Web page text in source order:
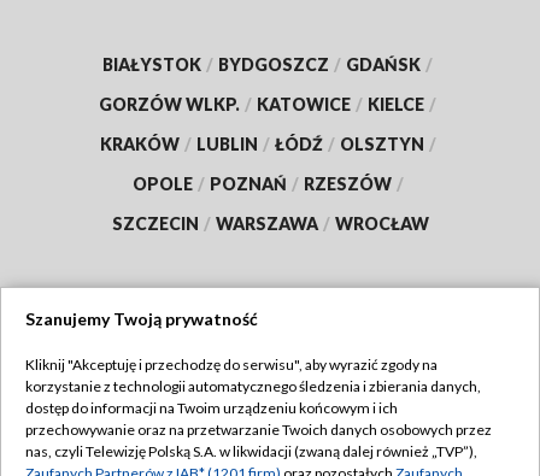
BIAŁYSTOK / BYDGOSZCZ / GDAŃSK /
GORZÓW WLKP. / KATOWICE / KIELCE /
KRAKÓW / LUBLIN / ŁÓDŹ / OLSZTYN /
OPOLE / POZNAŃ / RZESZÓW /
SZCZECIN / WARSZAWA / WROCŁAW
TVP
Abonament TVP
Emisja w TVP
Regulamin TVP
Szanujemy Twoją prywatność
Kliknij "Akceptuję i przechodzę do serwisu", aby wyrazić zgody na
korzystanie z technologii automatycznego śledzenia i zbierania danych,
dostęp do informacji na Twoim urządzeniu końcowym i ich
przechowywanie oraz na przetwarzanie Twoich danych osobowych przez
nas, czyli Telewizję Polską S.A. w likwidacji (zwaną dalej również „TVP”),